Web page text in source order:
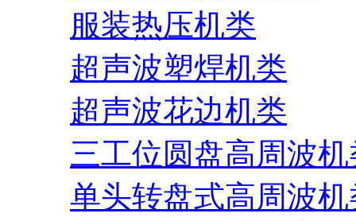
服装热压机类
超声波塑焊机类
超声波花边机类
三工位圆盘高周波机
单头转盘式高周波机